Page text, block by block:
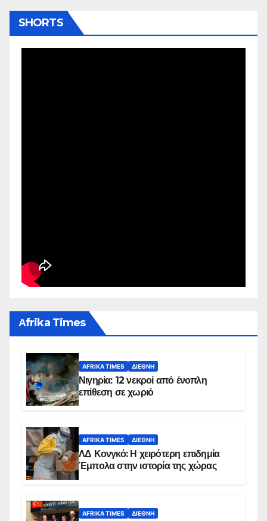
SHORTS
Αfrika Times
AFRIKA TIMES ΔΙΕΘΝΉ
Νιγηρία: 12 νεκροί από ένοπλη
επίθεση σε χωριό
AFRIKA TIMES ΔΙΕΘΝΉ
ΛΔ Κονγκό: Η χειρότερη επιδημία
Έμπολα στην ιστορία της χώρας
AFRIKA TIMES ΔΙΕΘΝΉ